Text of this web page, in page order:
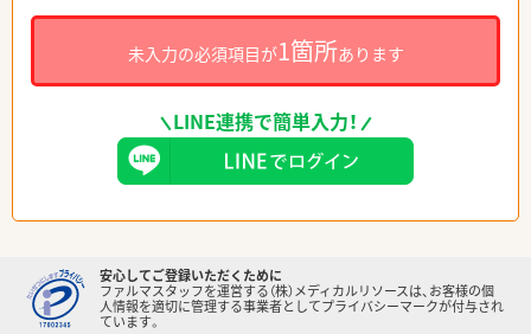
未入力の必須項目が1箇所あります
LINE連携で簡単入力！
安心してご登録いただくために
ファルマスタッフを運営する（株）メディカルリソースは、お客様の個
人情報を適切に管理する事業者としてプライバシーマークが付与され
ています。